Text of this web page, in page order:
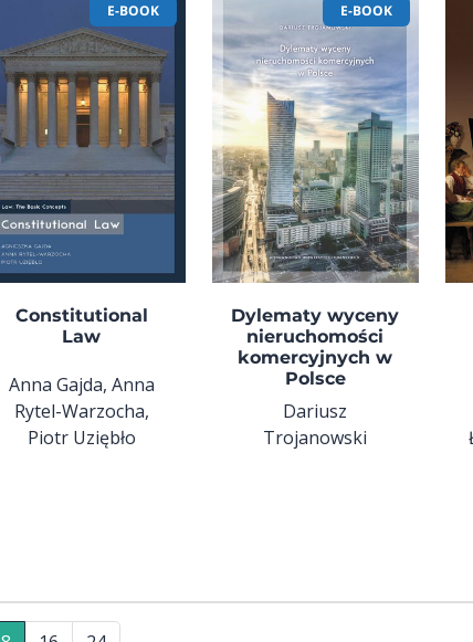
E-BOOK
Constitutional
Law
Anna Gajda, Anna
Rytel-Warzocha,
Piotr Uziębło
E-BOOK
Dylematy wyceny
nieruchomości
komercyjnych w
Polsce
Dariusz
Trojanowski